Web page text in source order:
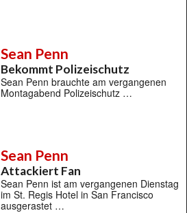
Sean Penn
Bekommt Polizeischutz
Sean Penn brauchte am vergangenen
Montagabend Polizeischutz …
Sean Penn
Attackiert Fan
Sean Penn ist am vergangenen Dienstag
im St. Regis Hotel in San Francisco
ausgerastet …